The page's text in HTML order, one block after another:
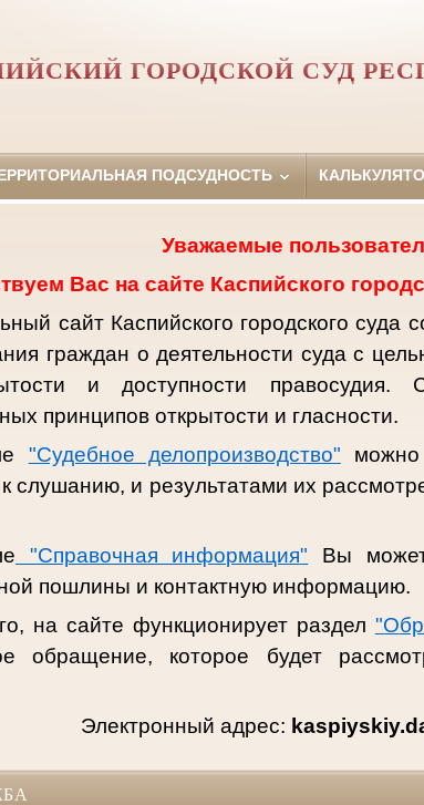
ГОРОДСКОЙ СУД
ПОДСУДНОСТЬ
Уважаемые
Вас на сайте Каспийского
сайт Каспийского городского суда
граждан о деятельности суда с
и доступности правосудия.
принципов открытости и гласности.
"Судебное делопроизводство" можно
слушанию, и результатами их
"Справочная информация" Вы
пошлины и контактную информацию.
на сайте функционирует раздел
обращение, которое будет
Электронный адрес: